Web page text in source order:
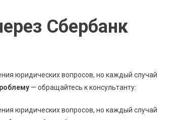
Сбербанк
юридических вопросов, но каждый случай
— обращайтесь к консультанту:
юридических вопросов, но каждый случай